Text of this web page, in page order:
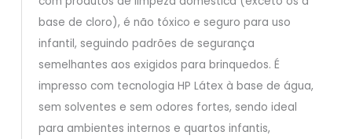
base de cloro), é não tóxico e seguro para uso
infantil, seguindo padrões de segurança
semelhantes aos exigidos para brinquedos. É
impresso com tecnologia HP Látex à base de água,
sem solventes e sem odores fortes, sendo ideal
para ambientes internos e quartos infantis,